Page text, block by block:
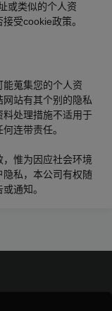
或类似的个人资
受cookie政策。
蒐集您的个人资
站有其个别的隐私
处理措施不适用于
连带责任。
惟为因应社会环境
私，本公司有权随
通知。